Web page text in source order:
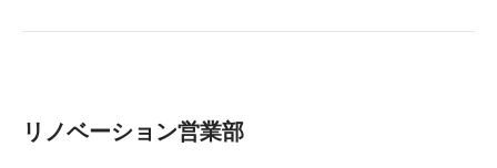
リノベーション営業部